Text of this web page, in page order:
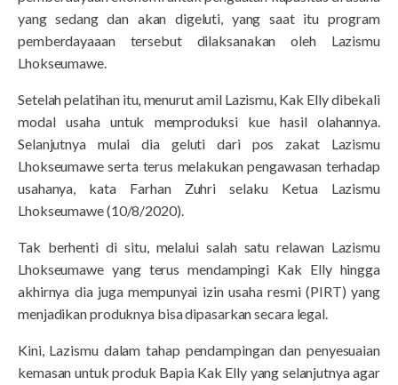
yang sedang dan akan digeluti, yang saat itu program
pemberdayaaan tersebut dilaksanakan oleh Lazismu
Lhokseumawe.
Setelah pelatihan itu, menurut amil Lazismu, Kak Elly dibekali
modal usaha untuk memproduksi kue hasil olahannya.
Selanjutnya mulai dia geluti dari pos zakat Lazismu
Lhokseumawe serta terus melakukan pengawasan terhadap
usahanya, kata Farhan Zuhri selaku Ketua Lazismu
Lhokseumawe (10/8/2020).
Tak berhenti di situ, melalui salah satu relawan Lazismu
Lhokseumawe yang terus mendampingi Kak Elly hingga
akhirnya dia juga mempunyai izin usaha resmi (PIRT) yang
menjadikan produknya bisa dipasarkan secara legal.
Kini, Lazismu dalam tahap pendampingan dan penyesuaian
kemasan untuk produk Bapia Kak Elly yang selanjutnya agar